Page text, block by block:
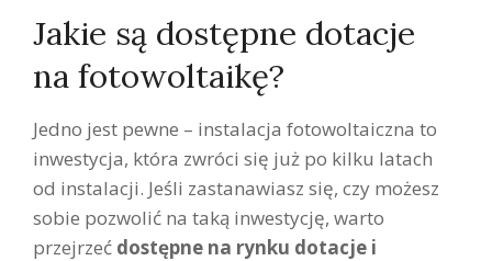
Jakie są dostępne dotacje
na fotowoltaikę?
Jedno jest pewne – instalacja fotowoltaiczna to
inwestycja, która zwróci się już po kilku latach
od instalacji. Jeśli zastanawiasz się, czy możesz
sobie pozwolić na taką inwestycję, warto
przejrzeć dostępne na rynku dotacje i